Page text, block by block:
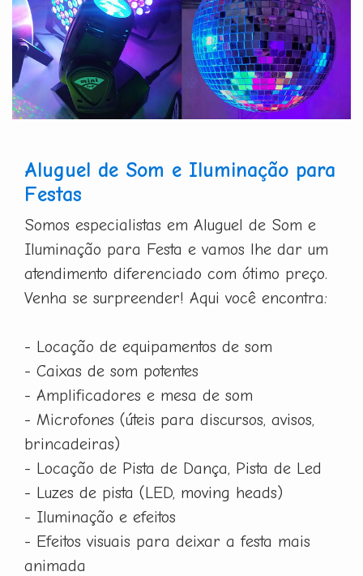
Aluguel de Som e Iluminação para
Festas
Somos especialistas em Aluguel de Som e
Iluminação para Festa e vamos lhe dar um
atendimento diferenciado com ótimo preço.
Venha se surpreender! Aqui você encontra:
- Locação de equipamentos de som
- Caixas de som potentes
- Amplificadores e mesa de som
- Microfones (úteis para discursos, avisos,
brincadeiras)
- Locação de Pista de Dança, Pista de Led
- Luzes de pista (LED, moving heads)
- Iluminação e efeitos
- Efeitos visuais para deixar a festa mais
animada